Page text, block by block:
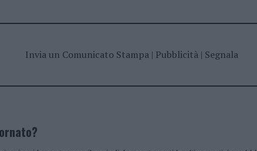
Invia un Comunicato Stampa| Pubblicità| Segnala